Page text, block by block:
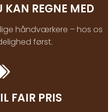
KAN REGNE MED
håndværkere – hos os
først.
FAIR PRIS